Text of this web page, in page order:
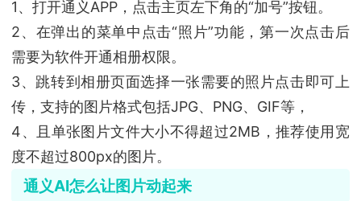
1、打开通义APP，点击主页左下角的“加号”按钮。
2、在弹出的菜单中点击“照片”功能，第一次点击后
需要为软件开通相册权限。
3、跳转到相册页面选择一张需要的照片点击即可上
传，支持的图片格式包括JPG、PNG、GIF等，
4、且单张图片文件大小不得超过2MB，推荐使用宽
度不超过800px的图片。
通义AI怎么让图片动起来